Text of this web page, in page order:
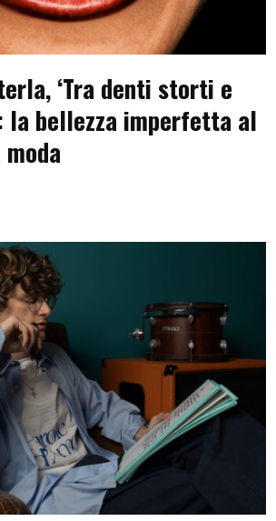
‘Tra denti storti e
la bellezza imperfetta al